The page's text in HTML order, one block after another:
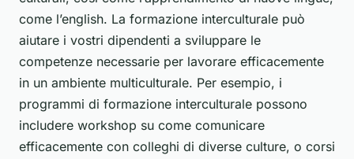
come l’english. La formazione interculturale può
aiutare i vostri dipendenti a sviluppare le
competenze necessarie per lavorare efficacemente
in un ambiente multiculturale. Per esempio, i
programmi di formazione interculturale possono
includere workshop su come comunicare
efficacemente con colleghi di diverse culture, o corsi